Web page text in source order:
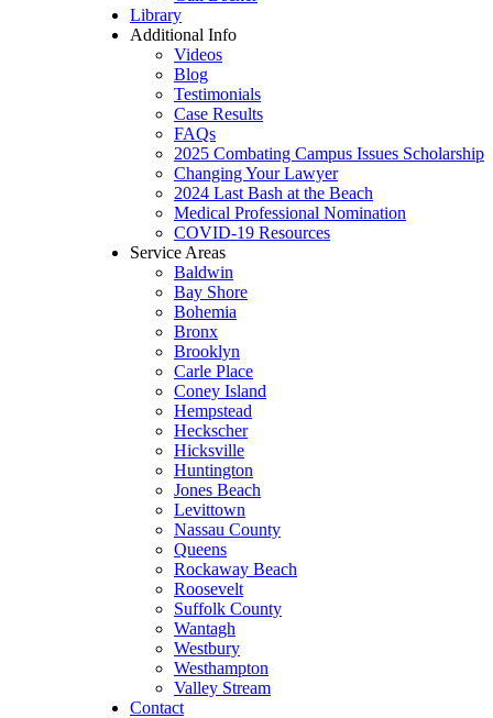
Library
Additional Info
Videos
Blog
Testimonials
Case Results
FAQs
2025 Combating Campus Issues Scholarship
Changing Your Lawyer
2024 Last Bash at the Beach
Medical Professional Nomination
COVID-19 Resources
Service Areas
Baldwin
Bay Shore
Bohemia
Bronx
Brooklyn
Carle Place
Coney Island
Hempstead
Heckscher
Hicksville
Huntington
Jones Beach
Levittown
Nassau County
Queens
Rockaway Beach
Roosevelt
Suffolk County
Wantagh
Westbury
Westhampton
Valley Stream
Contact